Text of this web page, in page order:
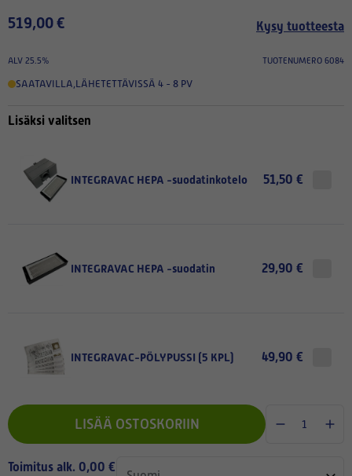
519,00 € Kysy tuotteesta
ALV 25.5% TUOTENUMERO 6084
SAATAVILLA LÄHETETTÄVISSÄ 4 - 8 PV
Lisäksi valitsen
INTEGRAVAC HEPA -suodatinkotelo 51,50 €
INTEGRAVAC HEPA -suodatin 29,90 €
INTEGRAVAC-PÖLYPUSSI (5 KPL) 49,90 €
LISÄÄ OSTOSKORIIN
Toimitus alk. 0,00 €